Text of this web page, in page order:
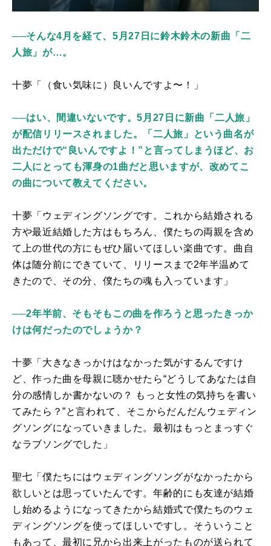
──そんな4月を経て、5月27日に鈴木鈴木の新曲「二
人旅」が…。
十夢「（食い気味に）良いんですよ〜！」
──はい、間違いないです。5月27日に新曲「二人旅」
が配信リリースされました。「二人旅」という曲名が
出ただけで“良いんですよ！”と言ってしまうほど、お
二人にとっても渾身の1曲だと思いますが、改めてこ
の曲について教えてください。
十夢「ウェディングソングです。これから結婚される
方や最近結婚した方はもちろん、僕たちの両親を含め
て上の世代の方にもぜひ届いてほしい楽曲です。曲自
体は随分前にできていて、リリースまで2年半温めて
きたので、その分、僕たちの魂も入っています」
──2年半前、そもそもこの曲を作ろうと思ったきっか
けは何だったのでしょうか？
十夢「大きなきっかけはなかった気がするんですけ
ど、作った曲を母親に聴かせたら“どうしてあなたは自
分の感情しか書かないの？ もっと女性の気持ちを書い
てみたら？”と言われて、そこからだんだんウェディン
グソングになっていきました。最初はもっとまっすぐ
なラブソングでした」
聖七「僕たちにはウェディングソングがなかったから
欲しいとは思っていたんです。年齢的にも友達が結婚
し始めるようになってきたから結婚式で僕たちのウェ
ディングソングを使ってほしいですし。そういうこと
もあって、最初に兄から出来上がったものが送られて